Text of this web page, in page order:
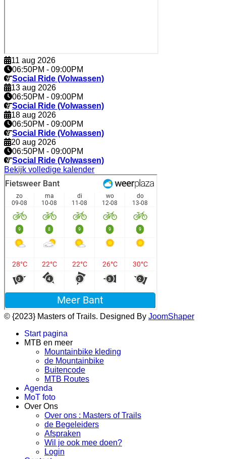
11 aug 2026
06:50PM - 09:00PM
Social Ride (Volwassen)
13 aug 2026
06:50PM - 09:00PM
Social Ride (Volwassen)
18 aug 2026
06:50PM - 09:00PM
Social Ride (Volwassen)
20 aug 2026
06:50PM - 09:00PM
Social Ride (Volwassen)
Bekijk volledige kalender
© {2023} Masters of Trails. Designed By JoomShaper
Start pagina
MTB en meer
Mountainbike kleding
de Mountainbike
Buitencode
MTB Routes
Agenda
MoT foto
Over Ons
Over ons : Masters of Trails
de Begeleiders
Afspraken
Wil je ook mee doen?
Login